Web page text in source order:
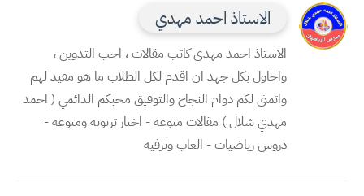
الاستاذ احمد مهدي
الاستاذ احمد مهدي كاتب مقالات ، احب التدوين ،
واحاول بكل جهد ان اقدم لكل الطلاب ما هو مفيد لهم
واتمنى لكم دوام النجاح والتوفيق محبكم الدائمي ( احمد
مهدي شلال ) مقالات منوعه - اخبار تربويه ومنوعه -
دروس رياضيات - العاب وترفيه